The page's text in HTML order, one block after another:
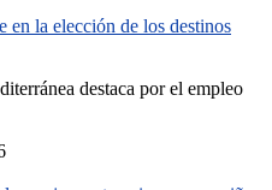
la elección de los destinos
destaca por el empleo